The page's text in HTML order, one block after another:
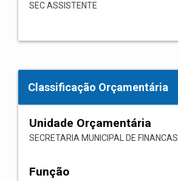
SEC ASSISTENTE
Classificação Orçamentária
Unidade Orçamentária
SECRETARIA MUNICIPAL DE FINANCAS
Função